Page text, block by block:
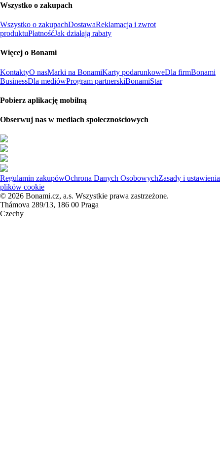
Wszystko o zakupach
Wszystko o zakupachDostawaReklamacja i zwrot
produktuPłatnośćJak działają rabaty
Więcej o Bonami
KontaktyO nasMarki na BonamiKarty podarunkoweDla firmBonami
BusinessDla mediówProgram partnerskiBonamiStar
Pobierz aplikację mobilną
Obserwuj nas w mediach społecznościowych
Regulamin zakupówOchrona Danych OsobowychZasady i ustawienia
plików cookie
© 2026 Bonami.cz, a.s. Wszystkie prawa zastrzeżone.
Thámova 289/13, 186 00 Praga
Czechy